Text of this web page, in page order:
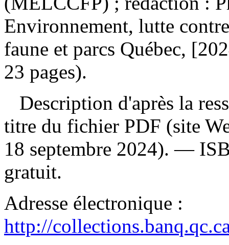
Environnement, lutte
faune et parcs Québec,
23 pages).
Description d'après la
titre du fichier PDF (site
18 septembre 2024). —
gratuit.
Adresse électronique :
http://